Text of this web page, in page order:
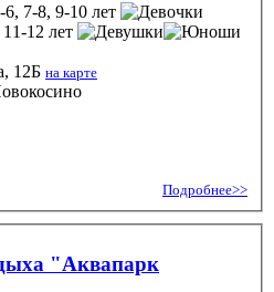
6, 7-8, 9-10 лет
12 лет
12Б на карте
Подробнее>>
"Аквапарк